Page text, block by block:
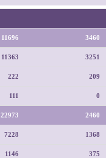
11696 3460
11363 3251
222 209
111 0
22973 2460
7228 1368
1146 375